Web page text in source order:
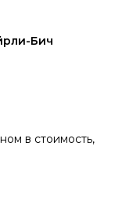
Бич
в стоимость,